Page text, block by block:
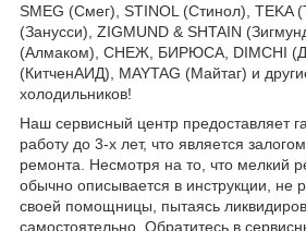
SMEG (Смег), STINOL (Стинол), TEKA
(Занусси), ZIGMUND & SHTAIN
(Алмаком), СНЕЖ, БИРЮСА, DIMCHI
(КитченАИД), MAYTAG (Майтаг) и
холодильников!
Наш сервисный центр предоставляет
работу до 3-х лет, что является
ремонта. Несмотря на то, что мелкий
обычно описывается в инструкции, не
своей помощницы, пытаясь
самостоятельно. Обратитесь в